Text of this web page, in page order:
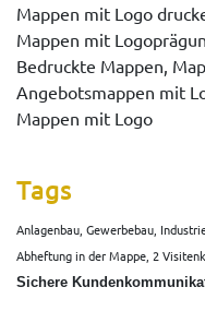
Mappen mit Logo
Mappen mit
Bedruckte Mappen,
Angebotsmappen mit
Mappen mit Logo
Tags
Anlagenbau, Gewerbebau,
Abheftung in der Mappe, 2
Sichere